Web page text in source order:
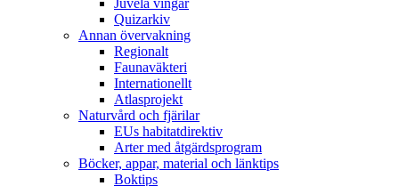
Quizarkiv
Annan övervakning
Regionalt
Faunaväkteri
Internationellt
Atlasprojekt
Naturvård och fjärilar
EUs habitatdirektiv
Arter med åtgärdsprogram
Böcker, appar, material och länktips
Boktips